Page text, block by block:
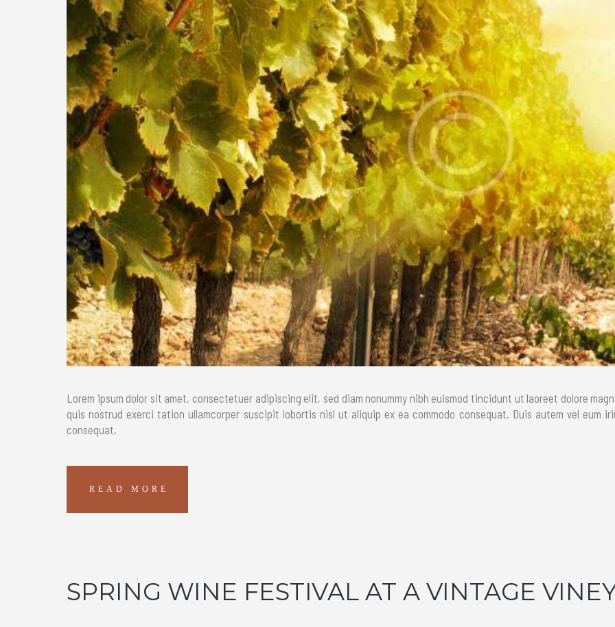
Lorem ipsum dolor sit amet, consectetuer adipiscing elit, sed diam nonummy nibh euismod tincidunt ut laoreet dolore
quis nostrud exerci tation ullamcorper suscipit lobortis nisl ut aliquip ex ea commodo consequat. Duis autem vel eum
consequat,
READ MORE
SPRING WINE FESTIVAL AT A VINTAGE